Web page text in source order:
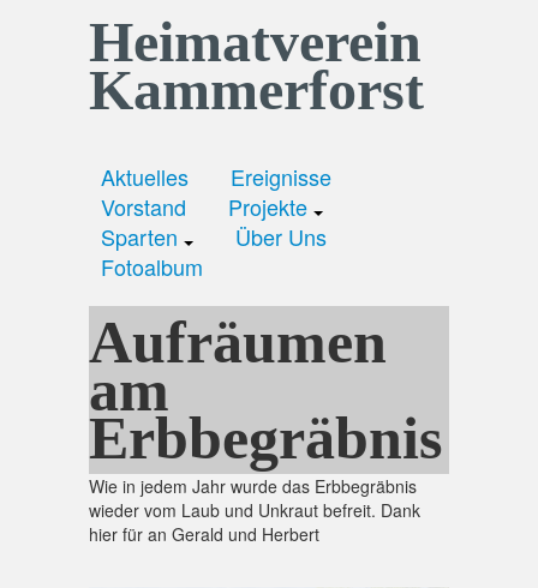
Heimatverein
Kammerforst
Aktuelles
Ereignisse
Vorstand
Projekte
Sparten
Über Uns
Fotoalbum
Aufräumen
am
Erbbegräbnis
Wie in jedem Jahr wurde das Erbbegräbnis
wieder vom Laub und Unkraut befreit. Dank
hier für an Gerald und Herbert